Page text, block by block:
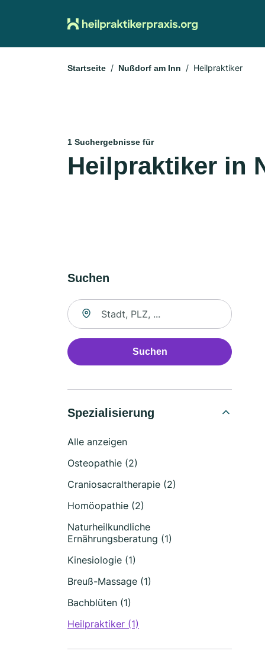
Startseite Nußdorf am Inn Heilpraktiker
1 Suchergebnisse für
Heilpraktiker in
Suchen
Suche nach Ort
Suchen
Spezialisierung
Alle anzeigen
Osteopathie (2)
Craniosacraltherapie (2)
Homöopathie (2)
Naturheilkundliche
Ernährungsberatung (1)
Kinesiologie (1)
Breuß-Massage (1)
Bachblüten (1)
Heilpraktiker (1)